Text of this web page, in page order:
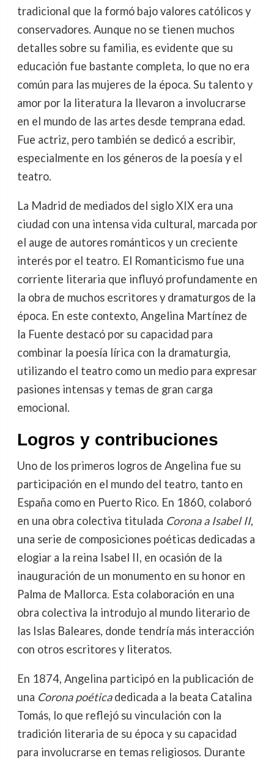
tradicional que la formó bajo valores católicos y
conservadores. Aunque no se tienen muchos
detalles sobre su familia, es evidente que su
educación fue bastante completa, lo que no era
común para las mujeres de la época. Su talento y
amor por la literatura la llevaron a involucrarse
en el mundo de las artes desde temprana edad.
Fue actriz, pero también se dedicó a escribir,
especialmente en los géneros de la poesía y el
teatro.
La Madrid de mediados del siglo XIX era una
ciudad con una intensa vida cultural, marcada por
el auge de autores románticos y un creciente
interés por el teatro. El Romanticismo fue una
corriente literaria que influyó profundamente en
la obra de muchos escritores y dramaturgos de la
época. En este contexto, Angelina Martínez de
la Fuente destacó por su capacidad para
combinar la poesía lírica con la dramaturgia,
utilizando el teatro como un medio para expresar
pasiones intensas y temas de gran carga
emocional.
Logros y contribuciones
Uno de los primeros logros de Angelina fue su
participación en el mundo del teatro, tanto en
España como en Puerto Rico. En 1860, colaboró
en una obra colectiva titulada Corona a Isabel II,
una serie de composiciones poéticas dedicadas a
elogiar a la reina Isabel II, en ocasión de la
inauguración de un monumento en su honor en
Palma de Mallorca. Esta colaboración en una
obra colectiva la introdujo al mundo literario de
las Islas Baleares, donde tendría más interacción
con otros escritores y literatos.
En 1874, Angelina participó en la publicación de
una Corona poéticadedicada a la beata Catalina
Tomás, lo que reflejó su vinculación con la
tradición literaria de su época y su capacidad
para involucrarse en temas religiosos. Durante